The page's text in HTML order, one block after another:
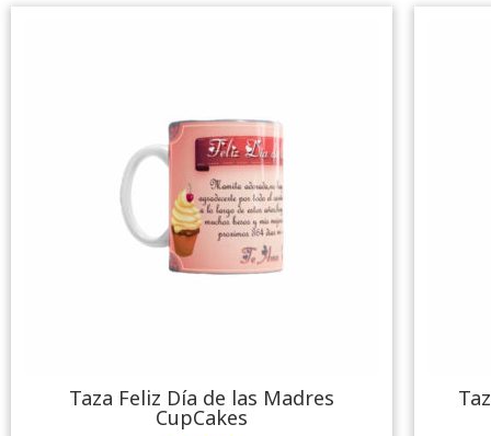
Taza Feliz Día de las Madres
CupCakes